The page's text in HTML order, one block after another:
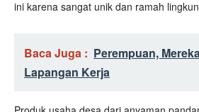
ini karena sangat unik dan ramah
Baca Juga : Perempuan,
Lapangan Kerja